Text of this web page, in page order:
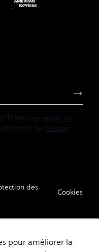
Les règles de
utilisation de Google
des
Cookies
pour améliorer la